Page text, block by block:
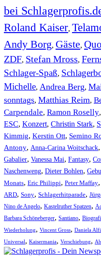
bei
Roland Kaiser,
Andy Borg, Gäste,
ZDF, Stefan Mross,
Schlager-Spaß,
Michelle, Andrea Berg,
sonntags, Matthias Reim,
Carpendale, Ramon Roselly,
ESC, Konzert, Christin Stark,
Kimmig, Kerstin Ott, Semino
Antony, Anna-Carina Woitschack,
Gabalier, Vanessa Mai, Fantasy,
Naschenweng, Dieter Bohlen,
Monats, Eric Philippi, Peter Maffay,
ARD, Sony, Schlagerhitparade,
Nino de Angelo, Kastelruther Spatzen,
Barbara Schöneberger, Santiano,
Wiederholung, Vincent Gross, Daniela
Universal, Kaisermania, Verschiebung,